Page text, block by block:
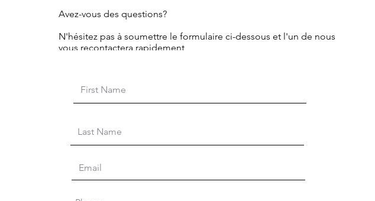
Avez-vous des questions?
N'hésitez pas à soumettre le formulaire ci-dessous et l'un de nous
vous recontactera rapidement